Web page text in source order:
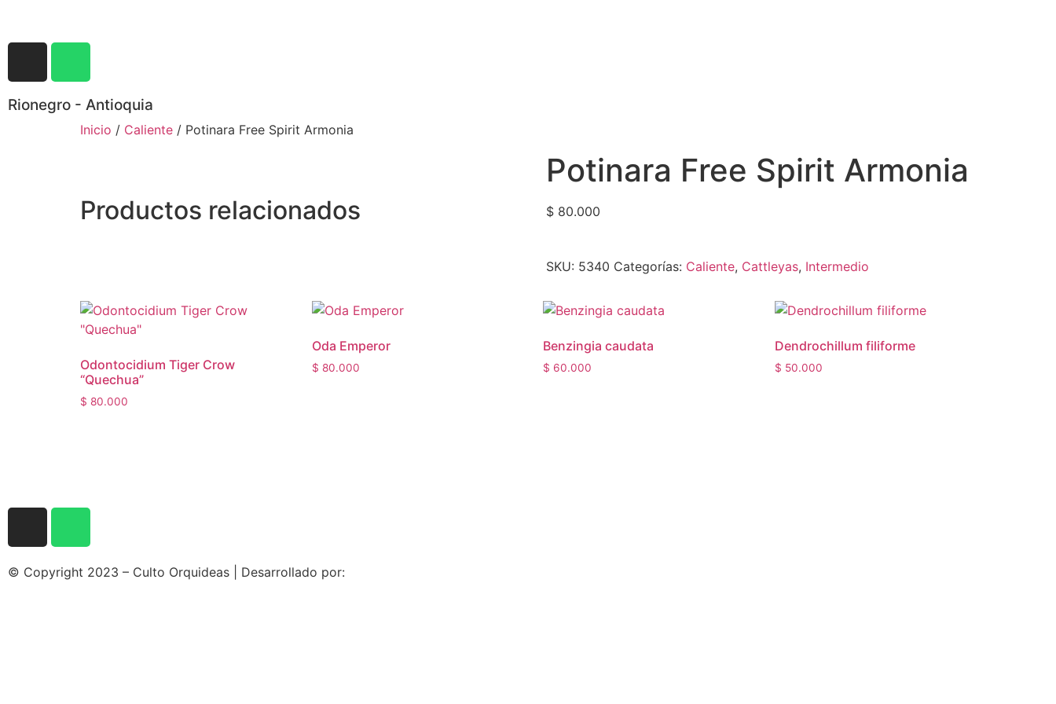
Rionegro - Antioquia
Inicio / Caliente / Potinara Free Spirit Armonia
Potinara Free Spirit Armonia
$80.000
SKU: 5340 Categorías: Caliente, Cattleyas, Intermedio
Productos relacionados
Odontocidium Tiger Crow
“Quechua”
$ 80.000
Oda Emperor
$ 80.000
Benzingia caudata
$ 60.000
Dendrochillum filiforme
$ 50.000
© Copyright 2023 – Culto Orquideas | Desarrollado por: